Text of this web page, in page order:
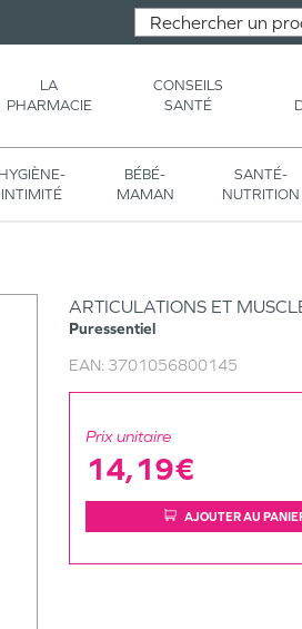
LA
PHARMACIE
CONSEILS
SANTÉ
HYGIÈNE-
INTIMITÉ
BÉBÉ-
MAMAN
SANTÉ-
NUTRITION
ARTICULATIONS ET
Puressentiel
EAN: 3701056800145
Prix unitaire
14,19€
AJOUTER AU